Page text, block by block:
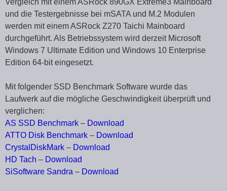
Vergleich mit einem ASRock 890GX Extreme3 Mainboard
und die Testergebnisse bei mSATA und M.2 Modulen
werden mit einem ASRock Z270 Taichi Mainboard
durchgeführt. Als Betriebssystem wird derzeit Microsoft
Windows 7 Ultimate Edition und Windows 10 Enterprise
Edition 64-bit eingesetzt.
Mit folgender SSD Benchmark Software wurde das
Laufwerk auf die mögliche Geschwindigkeit überprüft und
verglichen:
AS SSD Benchmark – Download
ATTO Disk Benchmark – Download
CrystalDiskMark – Download
HD Tach – Download
SiSoftware Sandra – Download